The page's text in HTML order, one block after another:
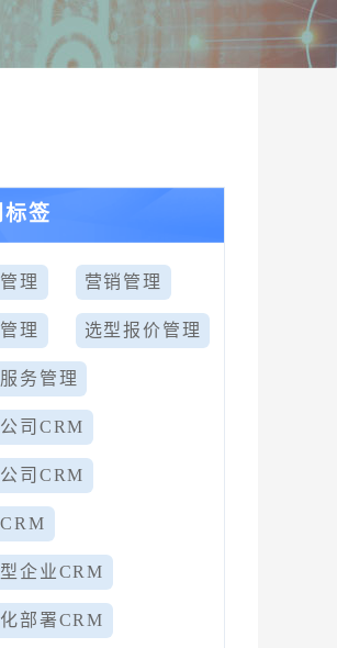
标签
理 营销管理
理 选型报价管理
务管理
公司CRM
司CRM
企业CRM
部署CRM